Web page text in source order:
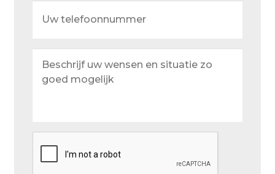
Verzending en bezorging
Winkelmand
telefoonnummer
uw
wensen